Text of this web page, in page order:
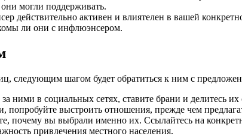
могли поддерживать.
действительно активен и влиятелен в вашей
ли они с инфлюэнсером.
следующим шагом будет обратиться к ним с
ними в социальных сетях, ставите брани и делитесь
выстроить отношения, прежде чем
почему вы выбрали именно их. Ссылайтесь на
привлечения местного населения.